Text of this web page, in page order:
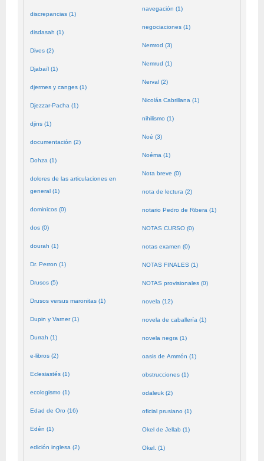
discrepancias (1)
disdasah (1)
Dives (2)
Djabaïl (1)
djermes y canges (1)
Djezzar-Pacha (1)
djins (1)
documentación (2)
Dohza (1)
dolores de las articulaciones en
general (1)
dominicos (0)
dos (0)
dourah (1)
Dr. Perron (1)
Drusos (5)
Drusos versus maronitas (1)
Dupin y Varner (1)
Durrah (1)
e-libros (2)
Eclesiastés (1)
ecologismo (1)
Edad de Oro (16)
Edén (1)
edición inglesa (2)
navegación (1)
negociaciones (1)
Nemrod (3)
Nemrud (1)
Nerval (2)
Nicolás Cabrillana (1)
nihilismo (1)
Noé (3)
Noéma (1)
Nota breve (0)
nota de lectura (2)
notario Pedro de Ribera (1)
NOTAS CURSO (0)
notas examen (0)
NOTAS FINALES (1)
NOTAS provisionales (0)
novela (12)
novela de caballería (1)
novela negra (1)
oasis de Ammón (1)
obstrucciones (1)
odaleuk (2)
oficial prusiano (1)
Okel de Jellab (1)
Okel. (1)